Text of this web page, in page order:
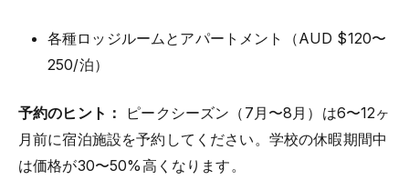
各種ロッジルームとアパートメント（AUD $120〜
250/泊）
予約のヒント：
ピークシーズン（7月〜8月）は6〜12ヶ
月前に宿泊施設を予約してください。学校の休暇期間中
は価格が30〜50%高くなります。